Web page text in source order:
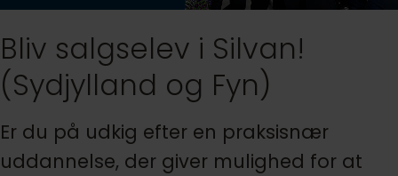
Bliv salgselev i Silvan!
(Sydjylland og Fyn)
Er du på udkig efter en praksisnær
uddannelse, der giver mulighed for at